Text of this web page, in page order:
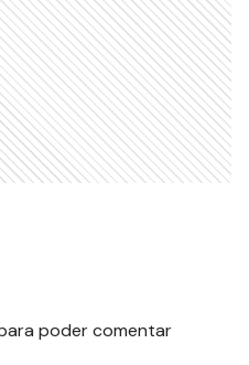
poder comentar